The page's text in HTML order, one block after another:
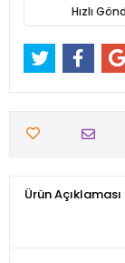
Hızlı
Ürün Açıklaması